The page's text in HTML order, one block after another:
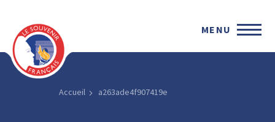
MENU
Accueil a263ade4f907419e